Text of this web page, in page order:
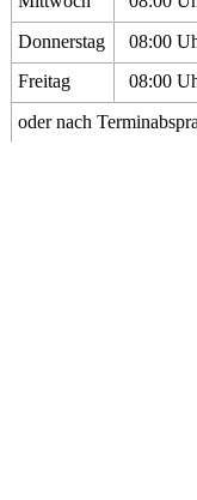
Donnerstag
08:00
Freitag
08:00
oder nach